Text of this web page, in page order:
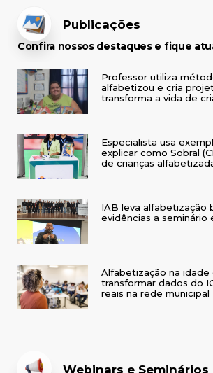
Publicações
Confira nossos destaques e fique
Professor utiliza
alfabetizou e cria
transforma a vida de
Especialista usa
explicar como Sobral
de crianças
IAB leva alfabetização
evidências a seminário
Alfabetização na idade
transformar dados do
reais na rede municipal
Webinars e Seminários